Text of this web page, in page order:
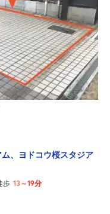
ム、ヨドコウ桜スタジア
歩 13～19分